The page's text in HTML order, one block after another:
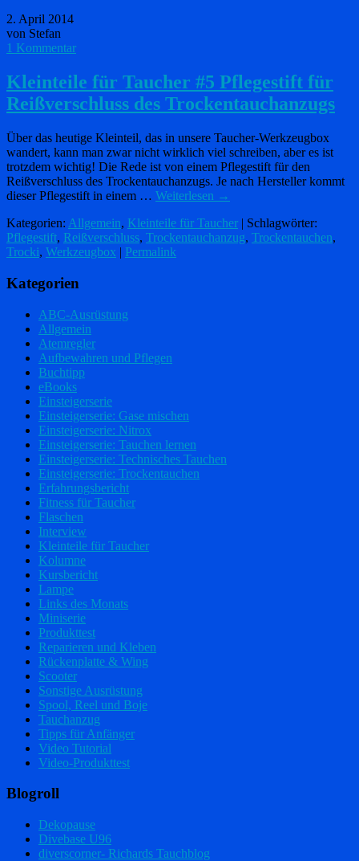
2. April 2014
von Stefan
1 Kommentar
Kleinteile für Taucher #5 Pflegestift für
Reißverschluss des Trockentauchanzugs
Über das heutige Kleinteil, das in unsere Taucher-Werkzeugbox
wandert, kann man zwar nicht wirklich viel schreiben, aber es ist
trotzdem wichtig! Die Rede ist von einem Pflegestift für den
Reißverschluss des Trockentauchanzugs. Je nach Hersteller kommt
dieser Pflegestift in einem … Weiterlesen →
Kategorien: Allgemein, Kleinteile für Taucher | Schlagwörter:
Pflegestift, Reißverschluss, Trockentauchanzug, Trockentauchen,
Trocki, Werkzeugbox | Permalink
Kategorien
ABC-Ausrüstung
Allgemein
Atemregler
Aufbewahren und Pflegen
Buchtipp
eBooks
Einsteigerserie
Einsteigerserie: Gase mischen
Einsteigerserie: Nitrox
Einsteigerserie: Tauchen lernen
Einsteigerserie: Technisches Tauchen
Einsteigerserie: Trockentauchen
Erfahrungsbericht
Fitness für Taucher
Flaschen
Interview
Kleinteile für Taucher
Kolumne
Kursbericht
Lampe
Links des Monats
Miniserie
Produkttest
Reparieren und Kleben
Rückenplatte & Wing
Scooter
Sonstige Ausrüstung
Spool, Reel und Boje
Tauchanzug
Tipps für Anfänger
Video Tutorial
Video-Produkttest
Blogroll
Dekopause
Divebase U96
diverscorner- Richards Tauchblog